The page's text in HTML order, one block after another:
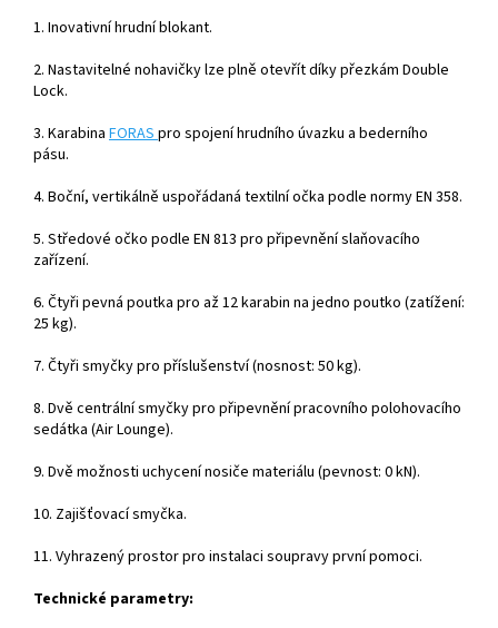
1. Inovativní hrudní blokant.
2. Nastavitelné nohavičky lze plně otevřít díky přezkám Double
Lock.
3. Karabina FORAS pro spojení hrudního úvazku a bederního
pásu.
4. Boční, vertikálně uspořádaná textilní očka podle normy EN 358.
5. Středové očko podle EN 813 pro připevnění slaňovacího
zařízení.
6. Čtyři pevná poutka pro až 12 karabin na jedno poutko (zatížení:
25 kg).
7. Čtyři smyčky pro příslušenství (nosnost: 50 kg).
8. Dvě centrální smyčky pro připevnění pracovního polohovacího
sedátka (Air Lounge).
9. Dvě možnosti uchycení nosiče materiálu (pevnost: 0 kN).
10. Zajišťovací smyčka.
11. Vyhrazený prostor pro instalaci soupravy první pomoci.
Technické parametry: